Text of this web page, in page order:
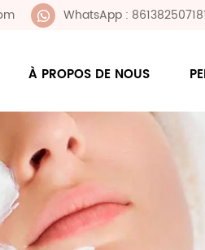
WhatsApp :
À PROPOS DE NOUS